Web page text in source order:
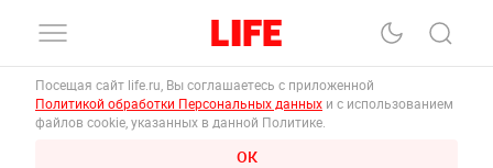
Посещая сайт life.ru, Вы соглашаетесь с приложенной
Политикой обработки Персональных данных и с использованием
файлов cookie, указанных в данной Политике.
ОК